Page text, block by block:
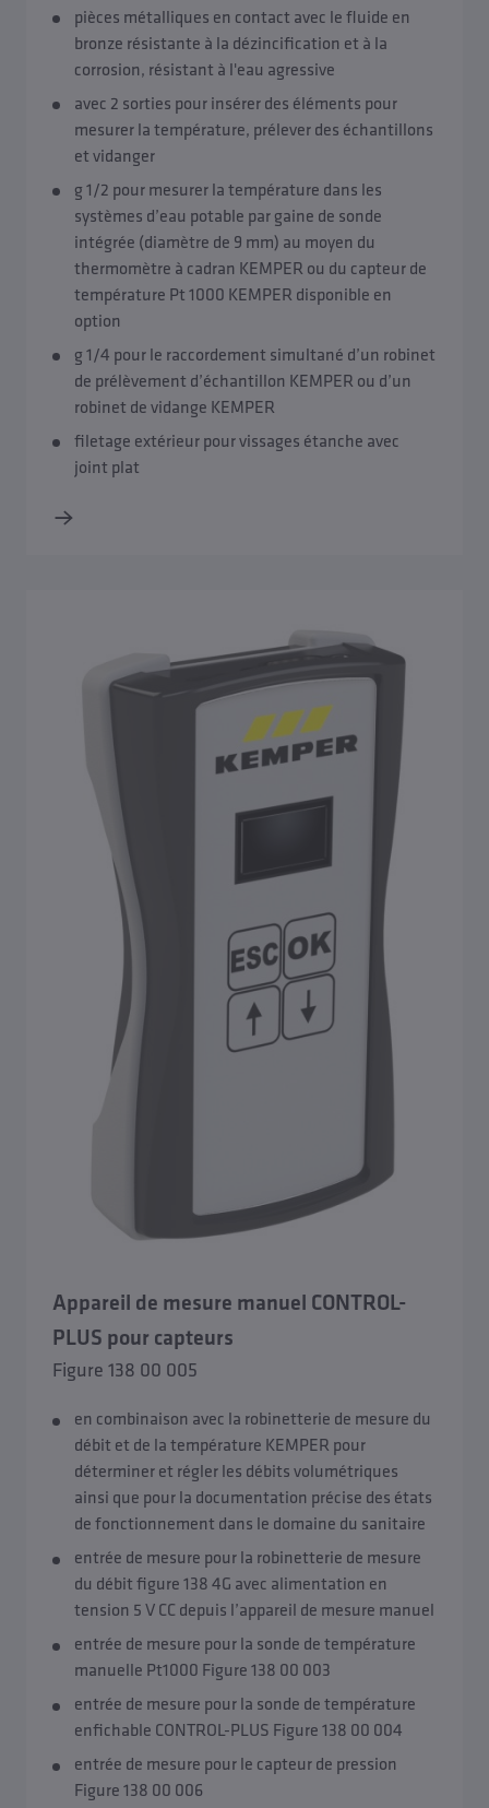
pièces métalliques en contact avec le fluide en
bronze résistante à la dézincification et à la
corrosion, résistant à l'eau agressive
avec 2 sorties pour insérer des éléments pour
mesurer la température, prélever des échantillons
et vidanger
g 1/2 pour mesurer la température dans les
systèmes d’eau potable par gaine de sonde
intégrée (diamètre de 9 mm) au moyen du
thermomètre à cadran KEMPER ou du capteur de
température Pt 1000 KEMPER disponible en
option
g 1/4 pour le raccordement simultané d’un robinet
de prélèvement d’échantillon KEMPER ou d’un
robinet de vidange KEMPER
filetage extérieur pour vissages étanche avec
joint plat
Appareil de mesure manuel CONTROL-
PLUS pour capteurs
Figure 138 00 005
en combinaison avec la robinetterie de mesure du
débit et de la température KEMPER pour
déterminer et régler les débits volumétriques
ainsi que pour la documentation précise des états
de fonctionnement dans le domaine du sanitaire
entrée de mesure pour la robinetterie de mesure
du débit figure 138 4G avec alimentation en
tension 5 V CC depuis l’appareil de mesure manuel
entrée de mesure pour la sonde de température
manuelle Pt1000 Figure 138 00 003
entrée de mesure pour la sonde de température
enfichable CONTROL-PLUS Figure 138 00 004
entrée de mesure pour le capteur de pression
Figure 138 00 006